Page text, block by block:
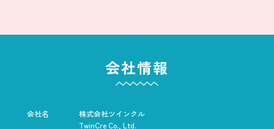
会社情報
会社名
株式会社ツインクル
TwinCre Co., Ltd.